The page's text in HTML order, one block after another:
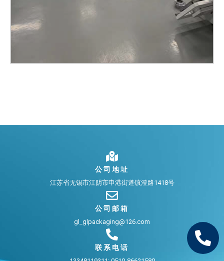
公司地址
江苏省无锡市江阴市申港街道镇澄路1418号
公司邮箱
gl_glpackaging@126.com
联系电话